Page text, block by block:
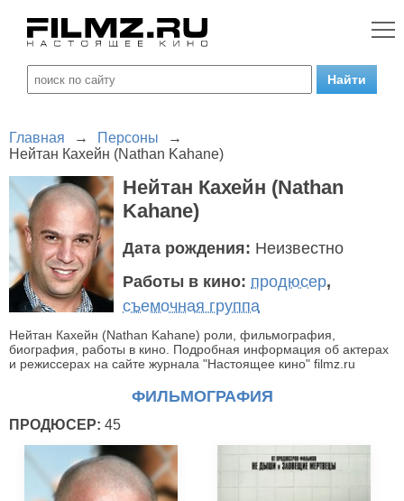
Главная → Персоны
→
Нейтан Кахейн (Nathan Kahane)
Нейтан Кахейн (Nathan
Kahane)
Дата рождения: Неизвестно
Работы в кино: продюсер,
съемочная группа
Нейтан Кахейн (Nathan Kahane) роли, фильмография,
биография, работы в кино. Подробная информация об актерах
и режиссерах на сайте журнала "Настоящее кино" filmz.ru
ФИЛЬМОГРАФИЯ
ПРОДЮСЕР: 45